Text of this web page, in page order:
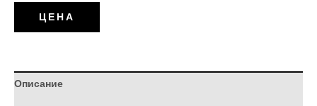
Youthfulness
ml)
ЦЕНА
Описание